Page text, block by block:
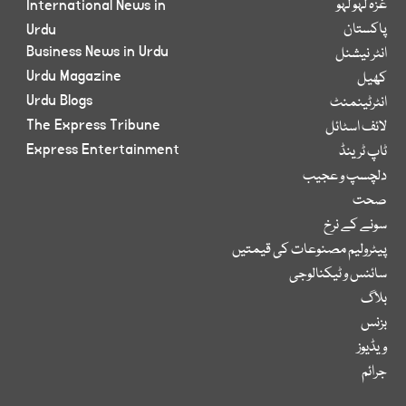
غزہ لہو لہو
پاکستان
انٹر نیشنل
کھیل
انٹرٹینمنٹ
لائف اسٹائل
ٹاپ ٹرینڈ
دلچسپ و عجیب
صحت
سونے کے نرخ
پیٹرولیم مصنوعات کی قیمتیں
سائنس و ٹیکنالوجی
بلاگ
بزنس
ویڈیوز
جرائم
International News in
Urdu
Business News in Urdu
Urdu Magazine
Urdu Blogs
The Express Tribune
Express Entertainment